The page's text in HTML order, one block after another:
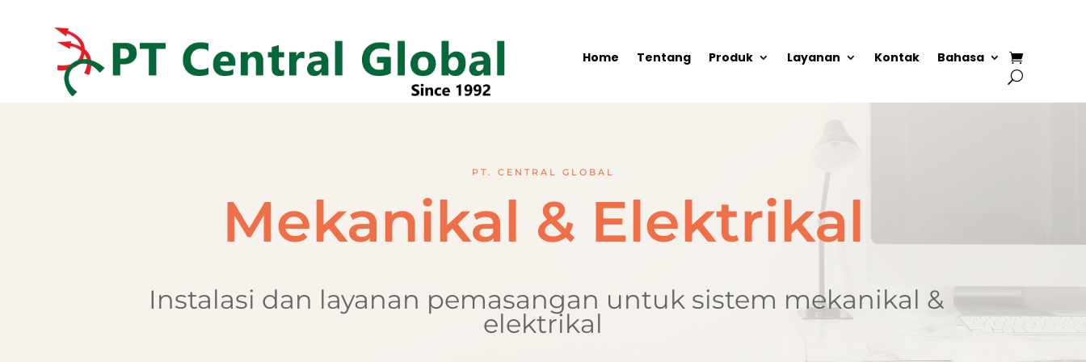
Home Tentang Produk Layanan Kontak Bahasa
PT. CENTRAL GLOBAL
Mekanikal & Elektrikal
Instalasi dan layanan pemasangan untuk sistem mekanikal &
elektrikal